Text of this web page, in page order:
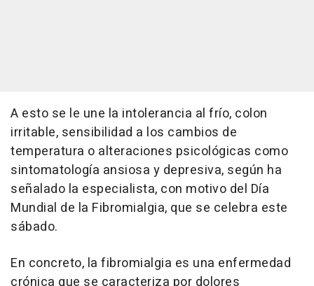
A esto se le une la intolerancia al frío, colon
irritable, sensibilidad a los cambios de
temperatura o alteraciones psicológicas como
sintomatología ansiosa y depresiva, según ha
señalado la especialista, con motivo del Día
Mundial de la Fibromialgia, que se celebra este
sábado.
En concreto, la fibromialgia es una enfermedad